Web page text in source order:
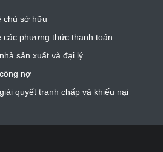
chủ sở hữu
các phương thức thanh toán
sản xuất và đại lý
nợ
quyết tranh chấp và khiếu nại